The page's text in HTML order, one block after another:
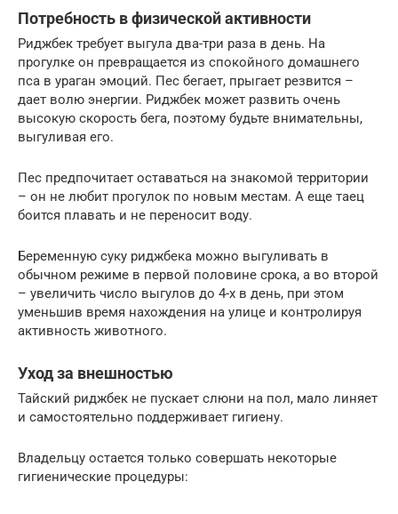
Потребность в физической активности
Риджбек требует выгула два-три раза в день. На
прогулке он превращается из спокойного домашнего
пса в ураган эмоций. Пес бегает, прыгает резвится –
дает волю энергии. Риджбек может развить очень
высокую скорость бега, поэтому будьте внимательны,
выгуливая его.
Пес предпочитает оставаться на знакомой территории
– он не любит прогулок по новым местам. А еще таец
боится плавать и не переносит воду.
Беременную суку риджбека можно выгуливать в
обычном режиме в первой половине срока, а во второй
– увеличить число выгулов до 4-х в день, при этом
уменьшив время нахождения на улице и контролируя
активность животного.
Уход за внешностью
Тайский риджбек не пускает слюни на пол, мало линяет
и самостоятельно поддерживает гигиену.
Владельцу остается только совершать некоторые
гигиенические процедуры: